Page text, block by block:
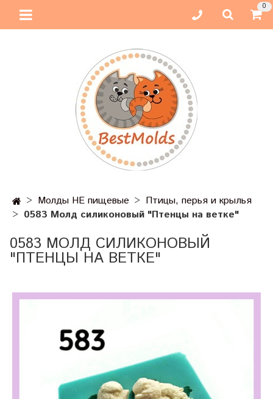
0
Молды НЕ пищевые
Птицы, перья и крылья
0583 Молд силиконовый "Птенцы на ветке"
0583 МОЛД СИЛИКОНОВЫЙ
"ПТЕНЦЫ НА ВЕТКЕ"